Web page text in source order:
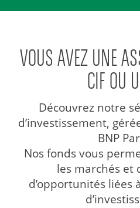
VOUS AVEZ UNE
CIF OU
Découvrez notre
d’investissement,
BNP
Nos fonds vous
les marchés et
d’opportunités liées